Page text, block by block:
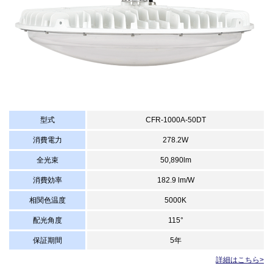
型式 CFR-1000A-50DT
消費電力 278.2W
全光束 50,890lm
消費効率 182.9 lm/W
相関色温度 5000K
配光角度 115°
保証期間 5年
詳細はこちら>